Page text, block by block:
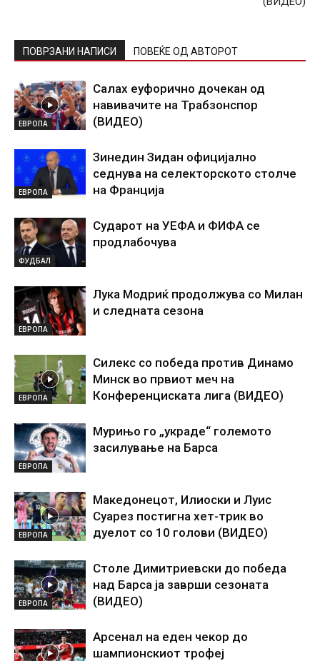
ПОВРЗАНИ НАПИСИ ПОВЕЌЕ ОД АВТОРОТ
ЕВРОПА
Салах еуфорично дочекан од
навивачите на Трабзонспор
(ВИДЕО)
ЕВРОПА
Зинедин Зидан официјално
седнува на селекторското столче
на Франција
ФУДБАЛ
Сударот на УЕФА и ФИФА се
продлабочува
ЕВРОПА
Лука Модриќ продолжува со Милан
и следната сезона
ЕВРОПА
Силекс со победа против Динамо
Минск во првиот меч на
Конференциската лига (ВИДЕО)
ЕВРОПА
Мурињо го „украде“ големото
засилување на Барса
ЕВРОПА
Македонецот, Илиоски и Луис
Суарез постигна хет-трик во
дуелот со 10 голови (ВИДЕО)
ЕВРОПА
Столе Димитриевски до победа
над Барса ја заврши сезоната
(ВИДЕО)
Арсенал на еден чекор до
шампионскиот трофеј